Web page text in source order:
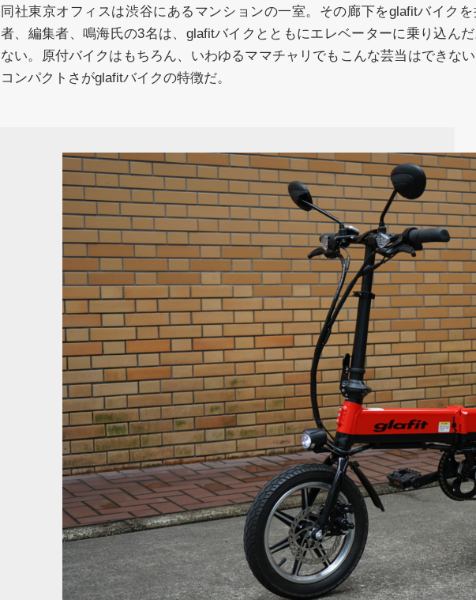
同社東京オフィスは渋谷にあるマンションの一室。その廊下をglafitバイク
者、編集者、鳴海氏の3名は、glafitバイクとともにエレベーターに乗り込ん
ない。原付バイクはもちろん、いわゆるママチャリでもこんな芸当はできな
コンパクトさがglafitバイクの特徴だ。